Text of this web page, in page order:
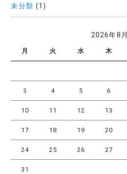
未分類 (1)
2026年8月
月 火 水 木
3 4 5 6
10 11 12 13
17 18 19 20
24 25 26 27
31